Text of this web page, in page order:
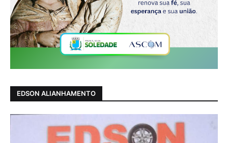
EDSON ALIANHAMENTO